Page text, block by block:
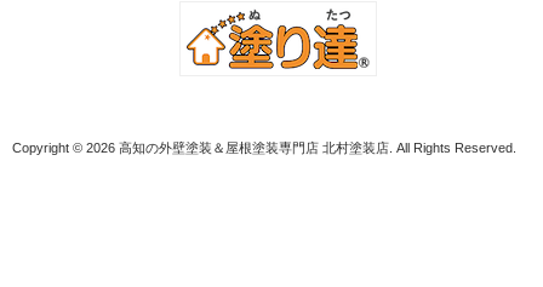
Copyright © 2026 高知の外壁塗装＆屋根塗装専門店 北村塗装店. All Rights Reserved.